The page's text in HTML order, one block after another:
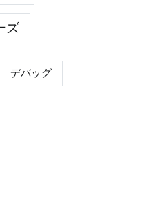
ズ
デバッグ